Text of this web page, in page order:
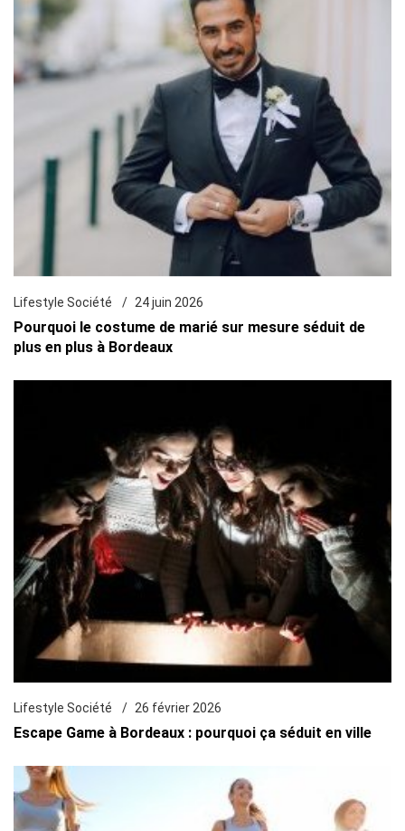
Lifestyle Société 24 juin 2026
Pourquoi le costume de marié sur mesure séduit de
plus en plus à Bordeaux
Lifestyle Société 26 février 2026
Escape Game à Bordeaux : pourquoi ça séduit en ville